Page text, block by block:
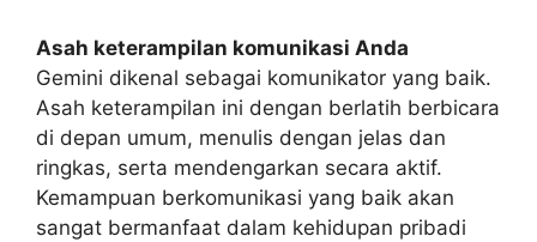
Asah keterampilan komunikasi Anda
Gemini dikenal sebagai komunikator yang baik.
Asah keterampilan ini dengan berlatih berbicara
di depan umum, menulis dengan jelas dan
ringkas, serta mendengarkan secara aktif.
Kemampuan berkomunikasi yang baik akan
sangat bermanfaat dalam kehidupan pribadi